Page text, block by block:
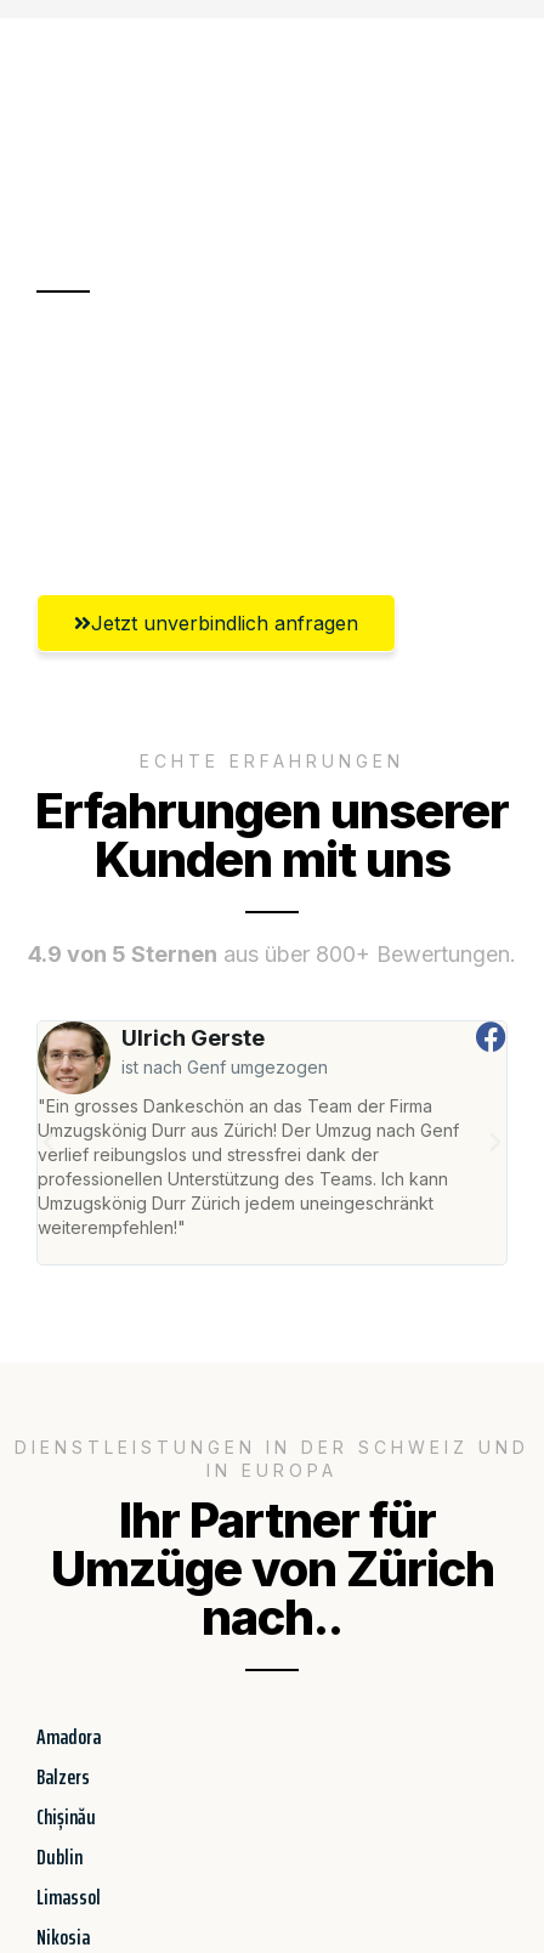
Jetzt unverbindlich anfragen
ECHTE ERFAHRUNGEN
Erfahrungen unserer
Kunden mit uns
4.9 von 5 Sternen aus über 800+ Bewertungen.
Ulrich Gerste
ist nach Genf umgezogen
"Ein grosses Dankeschön an das Team der Firma
Umzugskönig Durr aus Zürich! Der Umzug nach Genf
verlief reibungslos und stressfrei dank der
professionellen Unterstützung des Teams. Ich kann
Umzugskönig Durr Zürich jedem uneingeschränkt
weiterempfehlen!"
DIENSTLEISTUNGEN IN DER SCHWEIZ UND
IN EUROPA
Ihr Partner für
Umzüge von Zürich
nach..
Amadora
Balzers
Chișinău
Dublin
Limassol
Nikosia